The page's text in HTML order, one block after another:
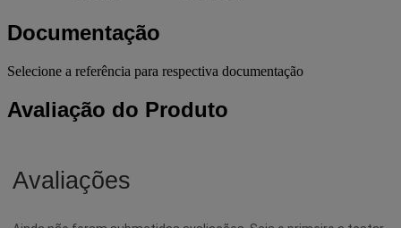
Documentação
Selecione a referência para respectiva documentação
Avaliação do Produto